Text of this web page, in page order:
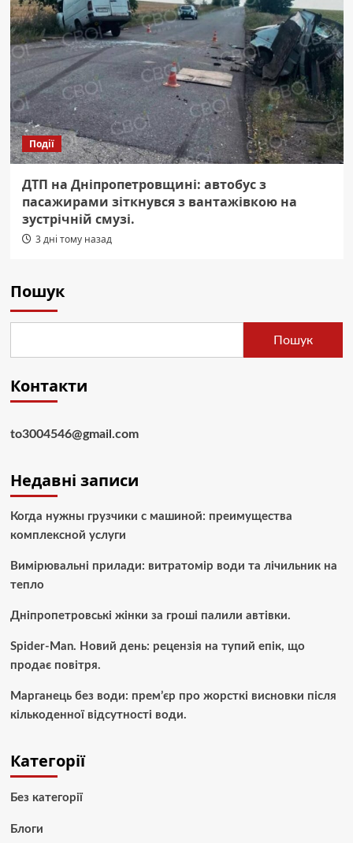
Події
ДТП на Дніпропетровщині: автобус з
пасажирами зіткнувся з вантажівкою на
зустрічній смузі.
3 дні тому назад
Пошук
Пошук
Контакти
to3004546@gmail.com
Недавні записи
Когда нужны грузчики с машиной: преимущества
комплексной услуги
Вимірювальні прилади: витратомір води та лічильник на
тепло
Дніпропетровські жінки за гроші палили автівки.
Spider-Man. Новий день: рецензія на тупий епік, що
продає повітря.
Марганець без води: прем’єр про жорсткі висновки після
кількоденної відсутності води.
Категорії
Без категорії
Блоги